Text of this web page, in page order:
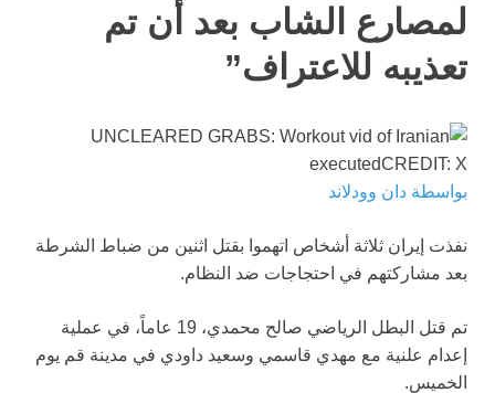
لمصارع الشاب بعد أن تم
تعذيبه للاعتراف”
بواسطة دان وودلاند
نفذت إيران ثلاثة أشخاص اتهموا بقتل اثنين من ضباط الشرطة
بعد مشاركتهم في احتجاجات ضد النظام.
تم قتل البطل الرياضي صالح محمدي، 19 عاماً، في عملية
إعدام علنية مع مهدي قاسمي وسعيد داودي في مدينة قم يوم
الخميس.